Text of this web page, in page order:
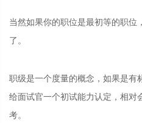
当然如果你的职位是最初等的职位
了。
职级是一个度量的概念，如果是有
给面试官一个初试能力认定，相对
考。